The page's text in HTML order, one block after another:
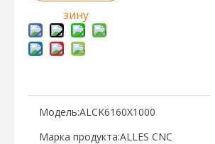
зину
Модель:ALCK6160X1000
Марка продукта:ALLES CNC